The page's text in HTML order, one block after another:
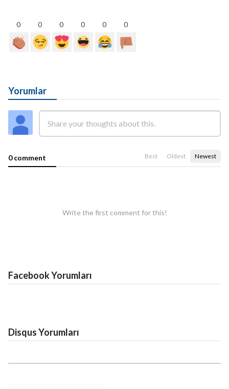
0 0 0 0 0 0
Yorumlar
0 comment Best Oldest Newest
Write the first comment for this!
Facebook Yorumları
Disqus Yorumları